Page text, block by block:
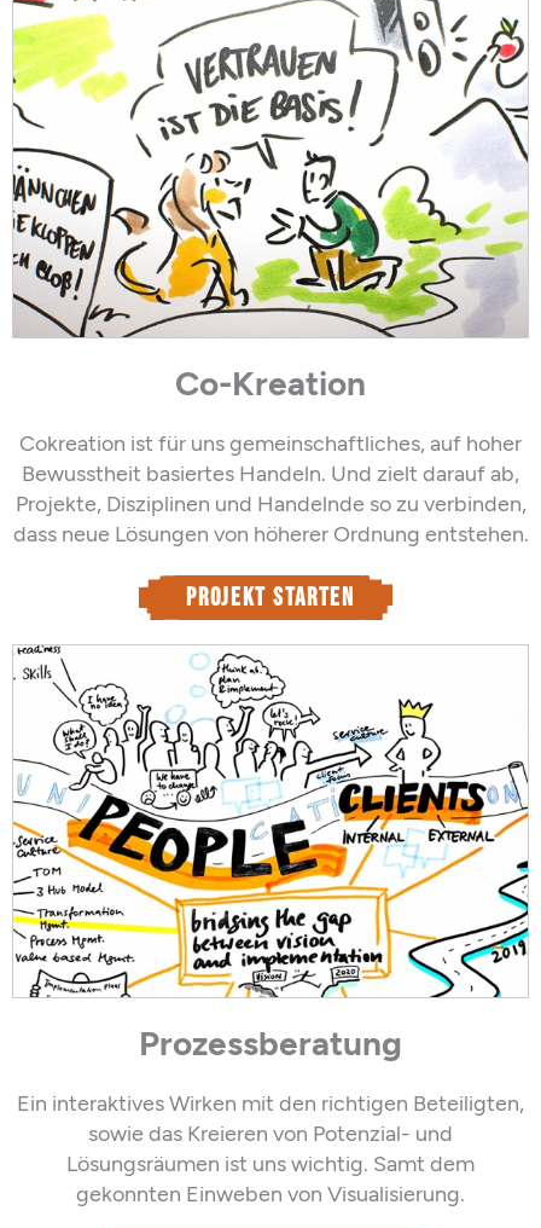
Co-Kreation
Cokreation ist für uns gemeinschaftliches, auf hoher
Bewusstheit basiertes Handeln. Und zielt darauf ab,
Projekte, Disziplinen und Handelnde so zu verbinden,
dass neue Lösungen von höherer Ordnung entstehen.
Projekt starten
Prozessberatung
Ein interaktives Wirken mit den richtigen Beteiligten,
sowie das Kreieren von Potenzial- und
Lösungsräumen ist uns wichtig. Samt dem
gekonnten Einweben von Visualisierung.